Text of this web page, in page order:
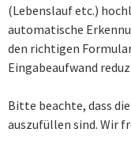
(Lebenslauf etc.)
automatische
den richtigen
Eingabeaufwand
Bitte beachte, dass
auszufüllen sind. Wir